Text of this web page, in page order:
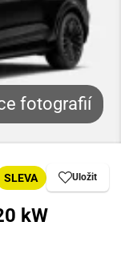
SLEVA Uložit
kW